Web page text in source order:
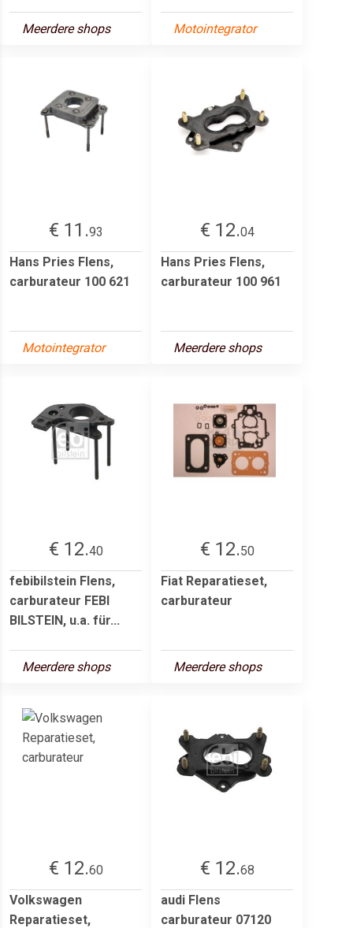
Meerdere shops Motointegrator
€ 11.93
Hans Pries Flens,
carburateur 100 621
Motointegrator
€ 12.04
Hans Pries Flens,
carburateur 100 961
Meerdere shops
€ 12.40
febibilstein Flens,
carburateur FEBI
BILSTEIN, u.a. für...
Meerdere shops
€ 12.50
Fiat Reparatieset,
carburateur
Meerdere shops
€ 12.60
Volkswagen
Reparatieset,
€ 12.68
audi Flens
carburateur 07120